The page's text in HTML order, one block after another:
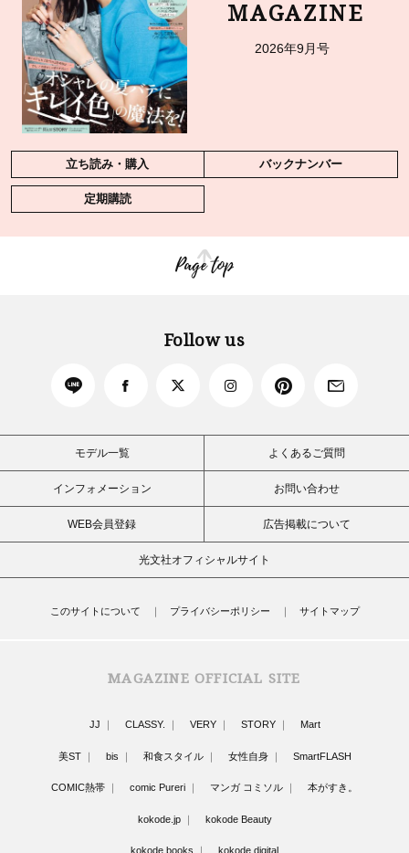
MAGAZINE
2026年9月号
立ち読み・購入 バックナンバー
定期購読
Page top
Follow us
モデル一覧 よくあるご質問
インフォメーション お問い合わせ
WEB会員登録 広告掲載について
光文社オフィシャルサイト
このサイトについて プライバシーポリシー サイトマップ
MAGAZINE OFFICIAL SITE
JJ CLASSY. VERY STORY Mart
美ST bis 和食スタイル 女性自身 SmartFLASH
COMIC熱帯 comic Pureri マンガ コミソル 本がすき。
kokode.jp kokode Beauty
kokode books kokode digital